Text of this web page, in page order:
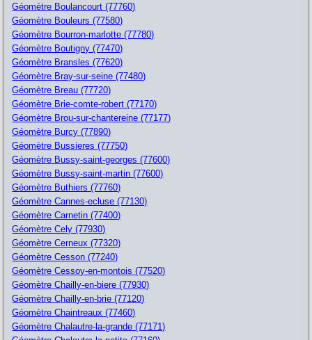
Géomètre Boulancourt (77760)
Géomètre Bouleurs (77580)
Géomètre Bourron-marlotte (77780)
Géomètre Boutigny (77470)
Géomètre Bransles (77620)
Géomètre Bray-sur-seine (77480)
Géomètre Breau (77720)
Géomètre Brie-comte-robert (77170)
Géomètre Brou-sur-chantereine (77177)
Géomètre Burcy (77890)
Géomètre Bussieres (77750)
Géomètre Bussy-saint-georges (77600)
Géomètre Bussy-saint-martin (77600)
Géomètre Buthiers (77760)
Géomètre Cannes-ecluse (77130)
Géomètre Carnetin (77400)
Géomètre Cely (77930)
Géomètre Cerneux (77320)
Géomètre Cesson (77240)
Géomètre Cessoy-en-montois (77520)
Géomètre Chailly-en-biere (77930)
Géomètre Chailly-en-brie (77120)
Géomètre Chaintreaux (77460)
Géomètre Chalautre-la-grande (77171)